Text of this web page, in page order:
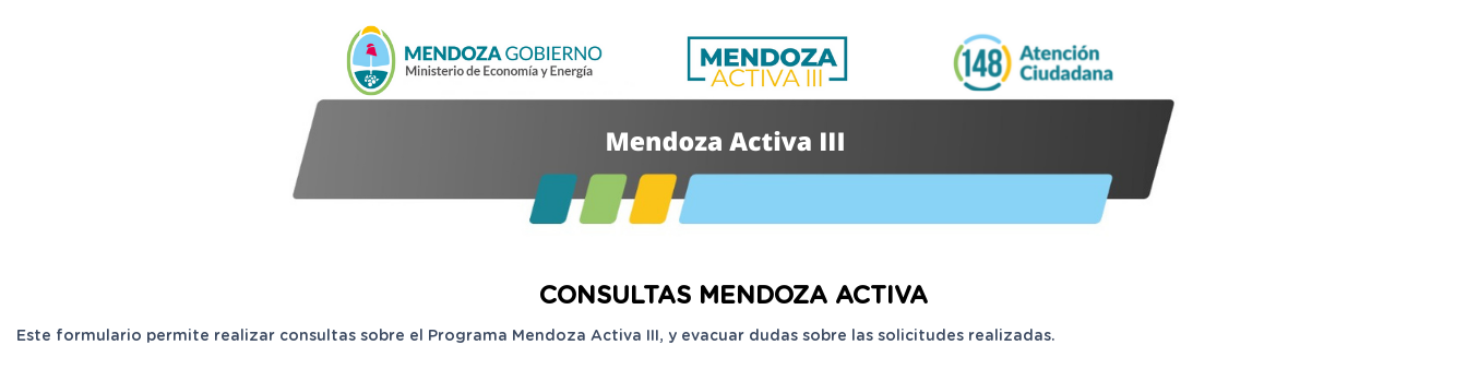
CONSULTAS MENDOZA ACTIVA
Este formulario permite realizar consultas sobre el Programa Mendoza Activa III, y evacuar dudas sobre las solicitudes realizadas.